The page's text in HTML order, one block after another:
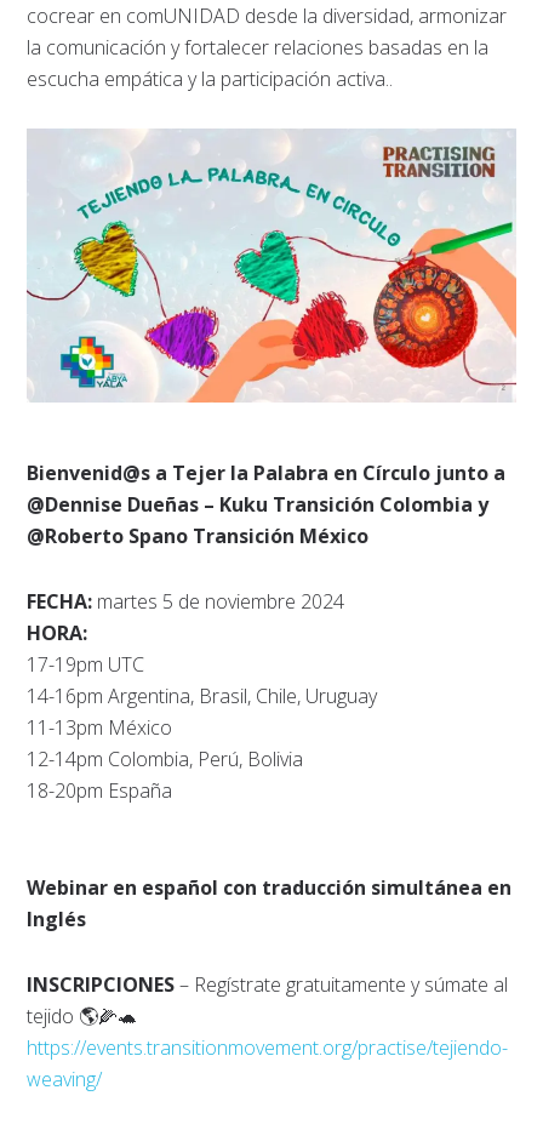
cocrear en comUNIDAD desde la diversidad, armonizar
la comunicación y fortalecer relaciones basadas en la
escucha empática y la participación activa..
Bienvenid@s a Tejer la Palabra en Círculo junto a
@Dennise Dueñas – Kuku Transición Colombia y
@Roberto Spano Transición México
FECHA: martes 5 de noviembre 2024
HORA:
17-19pm UTC
14-16pm Argentina, Brasil, Chile, Uruguay
11-13pm México
12-14pm Colombia, Perú, Bolivia
18-20pm España
Webinar en español con traducción simultánea en
Inglés
INSCRIPCIONES– Regístrate gratuitamente y súmate al
tejido 🌎🌽🐢
https://events.transitionmovement.org/practise/tejiendo-
weaving/